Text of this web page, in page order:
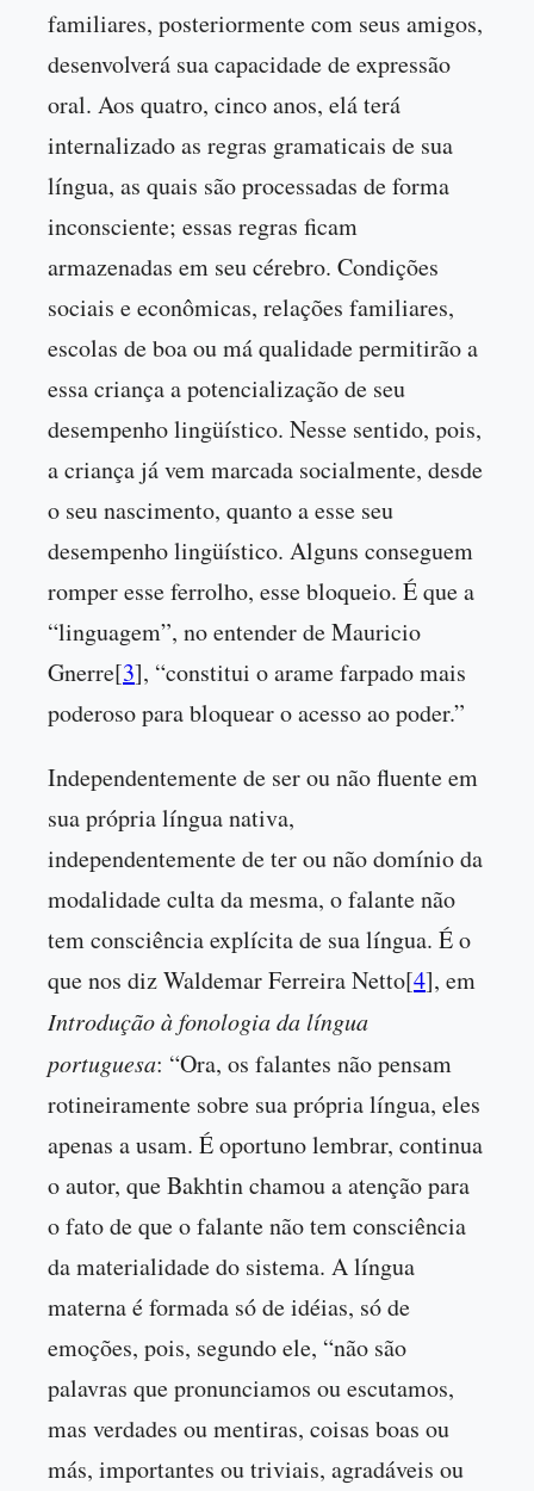
familiares, posteriormente com seus amigos,
desenvolverá sua capacidade de expressão
oral. Aos quatro, cinco anos, elá terá
internalizado as regras gramaticais de sua
língua, as quais são processadas de forma
inconsciente; essas regras ficam
armazenadas em seu cérebro. Condições
sociais e econômicas, relações familiares,
escolas de boa ou má qualidade permitirão a
essa criança a potencialização de seu
desempenho lingüístico. Nesse sentido, pois,
a criança já vem marcada socialmente, desde
o seu nascimento, quanto a esse seu
desempenho lingüístico. Alguns conseguem
romper esse ferrolho, esse bloqueio. É que a
“linguagem”, no entender de Mauricio
Gnerre[3], “constitui o arame farpado mais
poderoso para bloquear o acesso ao poder.”
Independentemente de ser ou não fluente em
sua própria língua nativa,
independentemente de ter ou não domínio da
modalidade culta da mesma, o falante não
tem consciência explícita de sua língua. É o
que nos diz Waldemar Ferreira Netto[4], em
Introdução à fonologia da língua
portuguesa: “Ora, os falantes não pensam
rotineiramente sobre sua própria língua, eles
apenas a usam. É oportuno lembrar, continua
o autor, que Bakhtin chamou a atenção para
o fato de que o falante não tem consciência
da materialidade do sistema. A língua
materna é formada só de idéias, só de
emoções, pois, segundo ele, “não são
palavras que pronunciamos ou escutamos,
mas verdades ou mentiras, coisas boas ou
más, importantes ou triviais, agradáveis ou